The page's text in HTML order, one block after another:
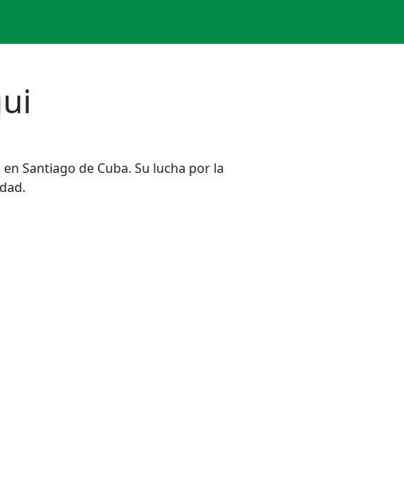
Santiago de Cuba. Su lucha por la